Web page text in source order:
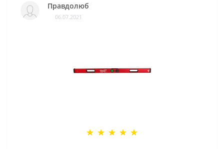
Правдолюб
06.07.2021